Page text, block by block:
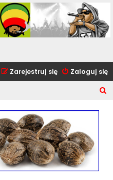
Zaloguj się
Zarejestruj się